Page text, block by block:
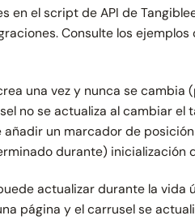
en el script de API de
Consulte los ejemplos
una vez y nunca se cambia
no se actualiza al cambiar
añadir un marcador de
durante) inicialización
actualizar durante la
página y el carrusel se